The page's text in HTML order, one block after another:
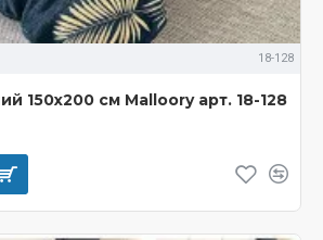
18-128
150х200 см Malloory арт. 18-128